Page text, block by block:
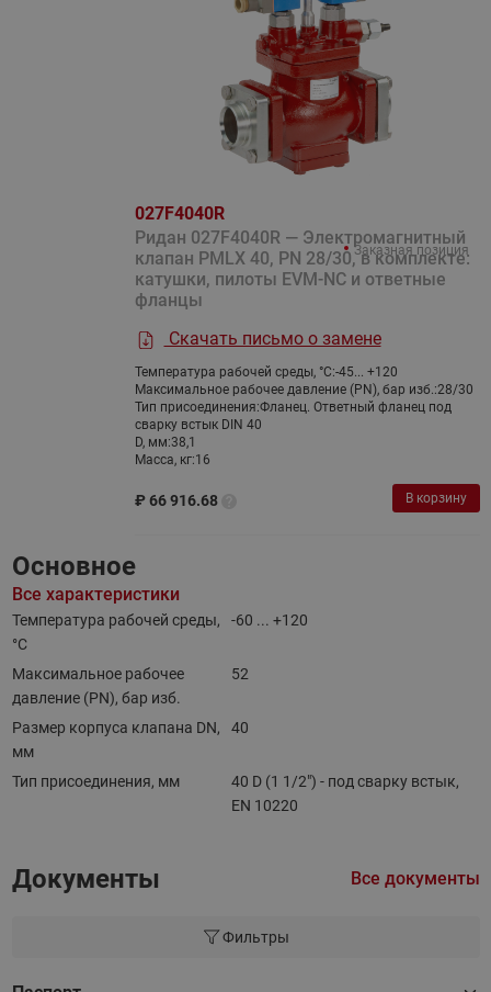
027F4040R
Ридан 027F4040R — Электромагнитный
клапан PMLX 40, PN 28/30, в комплекте:
катушки, пилоты EVM-NC и ответные
фланцы
Скачать письмо о замене
Температура рабочей среды, °С:-45... +120
Максимальное рабочее давление (PN), бар изб.:28/30
Тип присоединения:Фланец. Ответный фланец под
сварку встык DIN 40
D, мм:38,1
Масса, кг:16
₽ 66 916.68
Заказная позиция
В корзину
Основное
Все характеристики
Температура рабочей среды,
°С
-60 ... +120
Максимальное рабочее
давление (PN), бар изб.
52
Размер корпуса клапана DN,
мм
40
Тип присоединения, мм
40 D (1 1/2") - под сварку встык,
EN 10220
Документы Все документы
Фильтры